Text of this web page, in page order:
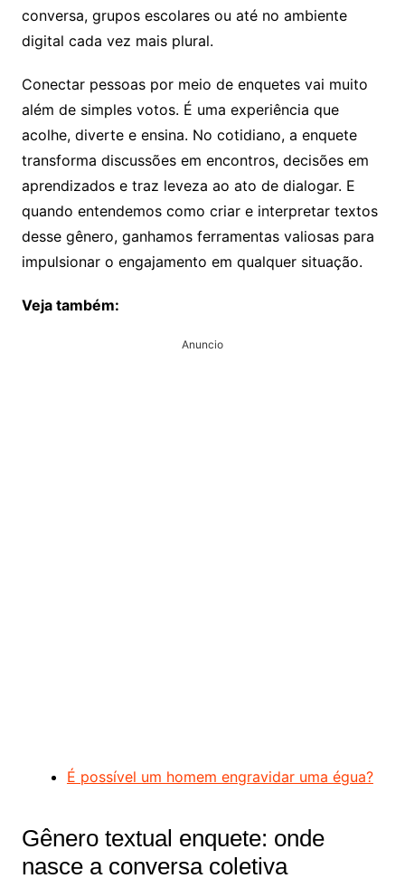
conversa, grupos escolares ou até no ambiente
digital cada vez mais plural.
Conectar pessoas por meio de enquetes vai muito
além de simples votos. É uma experiência que
acolhe, diverte e ensina. No cotidiano, a enquete
transforma discussões em encontros, decisões em
aprendizados e traz leveza ao ato de dialogar. E
quando entendemos como criar e interpretar textos
desse gênero, ganhamos ferramentas valiosas para
impulsionar o engajamento em qualquer situação.
Veja também:
Anuncio
É possível um homem engravidar uma égua?
Gênero textual enquete: onde
nasce a conversa coletiva